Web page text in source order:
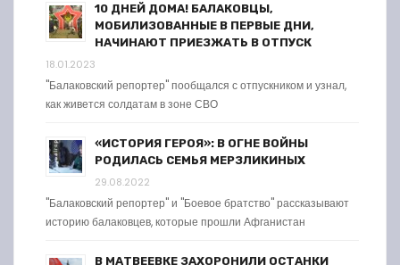
10 ДНЕЙ ДОМА! БАЛАКОВЦЫ,
МОБИЛИЗОВАННЫЕ В ПЕРВЫЕ ДНИ,
НАЧИНАЮТ ПРИЕЗЖАТЬ В ОТПУСК
18.01.2023
"Балаковский репортер" пообщался с отпускником и узнал,
как живется солдатам в зоне СВО
«ИСТОРИЯ ГЕРОЯ»: В ОГНЕ ВОЙНЫ
РОДИЛАСЬ СЕМЬЯ МЕРЗЛИКИНЫХ
29.08.2022
"Балаковский репортер" и "Боевое братство" рассказывают
историю балаковцев, которые прошли Афганистан
В МАТВЕЕВКЕ ЗАХОРОНИЛИ ОСТАНКИ